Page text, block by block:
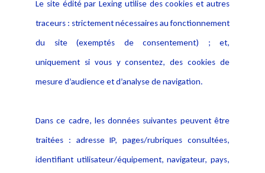
Alerte professionnelle
Déclaration d'accessibilité
Notice Légale
Politique de protection des
données
Publications
Le site édité par Lexing utilise des cookies et autres
traceurs : strictement nécessaires au fonctionnement
du site (exemptés de consentement) ; et,
uniquement si vous y consentez, des cookies de
mesure d’audience et d’analyse de navigation.
Dans ce cadre, les données suivantes peuvent être
traitées : adresse IP, pages/rubriques consultées,
identifiant utilisateur/équipement, navigateur, pays,